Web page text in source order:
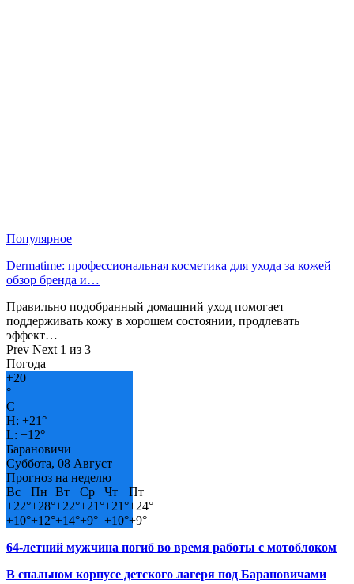
Популярное
Dermatime: профессиональная косметика для ухода за кожей —
обзор бренда и…
Правильно подобранный домашний уход помогает
поддерживать кожу в хорошем состоянии, продлевать
эффект…
Prev Next 1 из 3
Погода
+20
°
C
H: +21°
L: +12°
Барановичи
Суббота, 08 Август
Прогноз на неделю
Вс
Пн Вт Ср Чт
Пт
+22°+28°+22°+21°+21°+24°
+10°+12°+14°+9° +10°+9°
64-летний мужчина погиб во время работы с мотоблоком
В спальном корпусе детского лагеря под Барановичами